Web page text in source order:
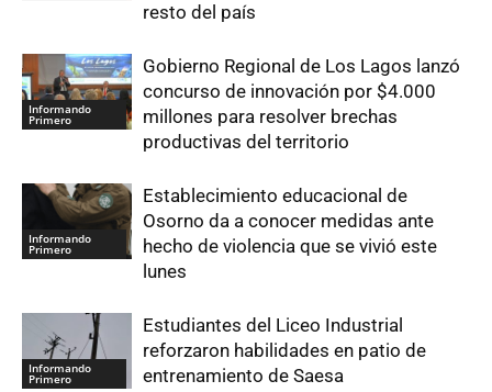
resto del país
Informando
Primero
Gobierno Regional de Los Lagos lanzó
concurso de innovación por $4.000
millones para resolver brechas
productivas del territorio
Informando
Primero
Establecimiento educacional de
Osorno da a conocer medidas ante
hecho de violencia que se vivió este
lunes
Informando
Primero
Estudiantes del Liceo Industrial
reforzaron habilidades en patio de
entrenamiento de Saesa